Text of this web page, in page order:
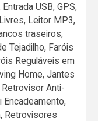
USB, GPS,
Leitor MP3,
traseiros,
Tejadilho, Faróis
Reguláveis em
Home, Jantes
Anti-
Retrovisores